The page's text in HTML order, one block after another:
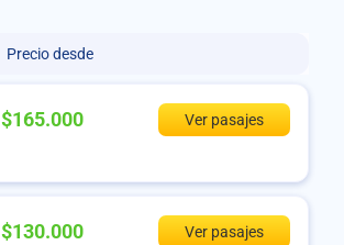
Precio desde
$165.000
Ver pasajes
$130.000
Ver pasajes